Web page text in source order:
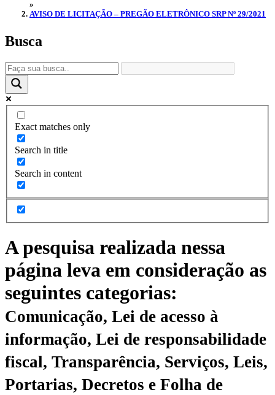
»
AVISO DE LICITAÇÃO – PREGÃO ELETRÔNICO SRP Nº 29/2021
Busca
Exact matches only
Search in title
Search in content
A pesquisa realizada nessa
página leva em consideração as
seguintes categorias:
Comunicação, Lei de acesso à
informação, Lei de responsabilidade
fiscal, Transparência, Serviços, Leis,
Portarias, Decretos e Folha de